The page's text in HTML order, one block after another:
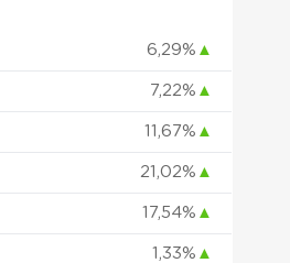
6,29% ▲
7,22% ▲
11,67% ▲
21,02% ▲
17,54% ▲
1,33% ▲